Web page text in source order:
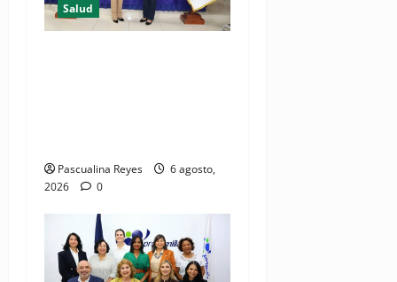
Salud
Pascualina Reyes
6 agosto,
2026
0